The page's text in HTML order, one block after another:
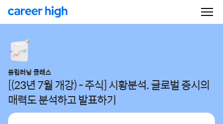
플립러닝 클래스
[(23년 7월 개강) - 주식] 시황분석. 글로벌 증시의
매력도 분석하고 발표하기